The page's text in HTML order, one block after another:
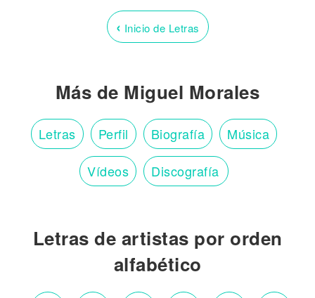
‹ Inicio de Letras
Más de Miguel Morales
Letras Perfil Biografía Música
Vídeos Discografía
Letras de artistas por orden
alfabético